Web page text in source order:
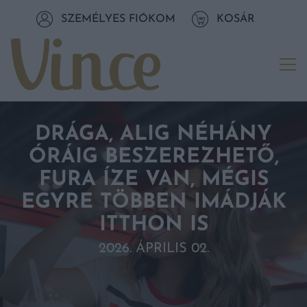
Tovább a tartalomhozSZEMÉLYES FIÓKOM KOSÁR
DRÁGA, ALIG NÉHÁNY
ÓRÁIG BESZEREZHETŐ,
FURA ÍZE VAN, MÉGIS
EGYRE TÖBBEN IMÁDJÁK
ITTHON IS
2026. ÁPRILIS 02.